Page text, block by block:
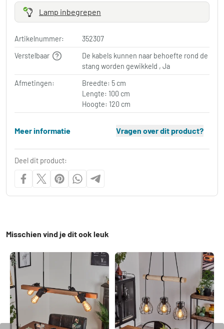
Lamp inbegrepen
Artikelnummer:
352307
Verstelbaar
De kabels kunnen naar behoefte rond de
stang worden gewikkeld , Ja
Afmetingen:
Breedte: 5 cm
Lengte: 100 cm
Hoogte: 120 cm
Meer informatie Vragen over dit product?
Deel dit product:
Misschien vind je dit ook leuk